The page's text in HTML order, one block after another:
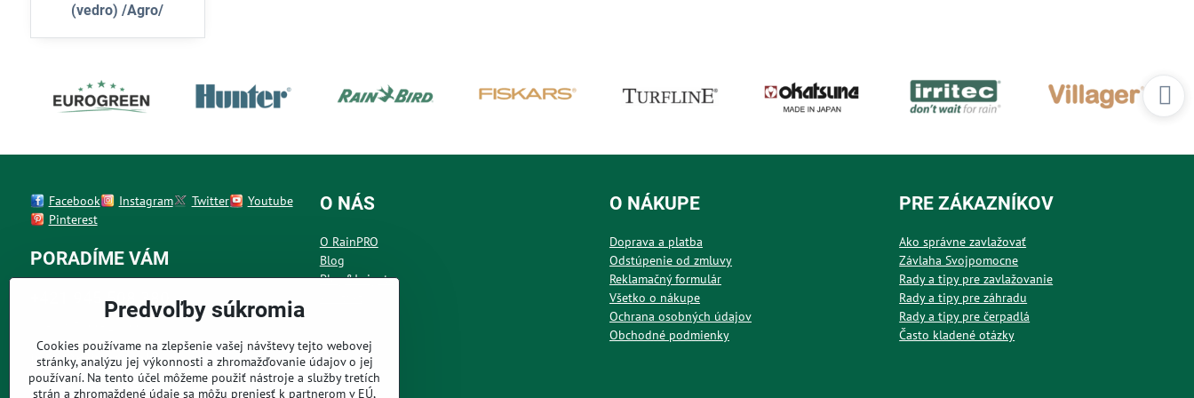
(vedro) /Agro/
Facebook Instagram Twitter
Youtube
Pinterest
PORADÍME VÁM
+421 945 508 380
info@rainpro.sk
napísať nám môžete kedykoľvek
O NÁS
O RainPRO
Blog
Plug&Irrigate
O NÁKUPE
Doprava a platba
Odstúpenie od zmluvy
Reklamačný formulár
Všetko o nákupe
Ochrana osobných údajov
Obchodné podmienky
PRE ZÁKAZNÍKOV
Ako správne zavlažovať
Závlaha Svojpomocne
Rady a tipy pre zavlažovanie
Rady a tipy pre záhradu
Rady a tipy pre čerpadlá
Často kladené otázky
Predvoľby súkromia
Cookies používame na zlepšenie vašej návštevy tejto webovej
stránky, analýzu jej výkonnosti a zhromažďovanie údajov o jej
používaní. Na tento účel môžeme použiť nástroje a služby tretích
strán a zhromaždené údaje sa môžu preniesť k partnerom v EÚ,